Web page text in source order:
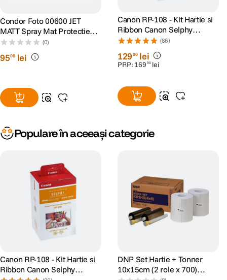
Condor Foto 00600 JET
MATT Spray Mat Protectie
UV Hartie Foto Ink-Jet
(0)
9500 lei
Canon RP-108 - Kit Hartie si
Ribbon Canon Selphy
CP910, CP1200, CP1300,
CP1500
(86)
12990 lei
PRP: 169 90 lei
Populare în aceeași categorie
Canon RP-108 - Kit Hartie si
Ribbon Canon Selphy
DNP Set Hartie + Tonner
10x15cm (2 role x 700)